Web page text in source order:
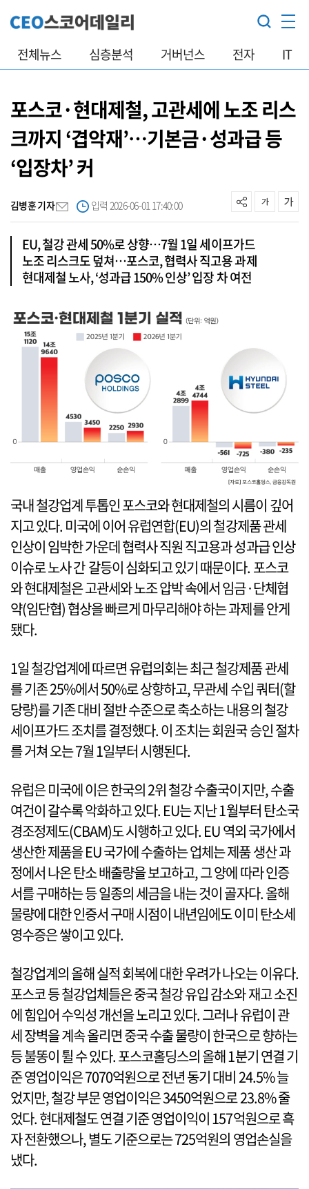
전체뉴스 심층분석 거버넌스 전자 IT
포스코·현대제철, 고관세에 노조 리스
크까지 ‘겹악재’…기본금·성과급 등
‘입장차’ 커
김병훈 기자 입력 2026-06-01 17:40:00
EU, 철강 관세 50%로 상향…7월 1일 세이프가드
노조 리스크도 덮쳐…포스코, 협력사 직고용 과제
현대제철 노사, ‘성과급 150% 인상’ 입장 차 여전
국내 철강업계 투톱인 포스코와 현대제철의 시름이 깊어
지고 있다. 미국에 이어 유럽연합(EU)의 철강제품 관세
인상이 임박한 가운데 협력사 직원 직고용과 성과급 인상
이슈로 노사 간 갈등이 심화되고 있기 때문이다. 포스코
와 현대제철은 고관세와 노조 압박 속에서 임금·단체협
약(임단협) 협상을 빠르게 마무리해야 하는 과제를 안게
됐다.
1일 철강업계에 따르면 유럽의회는 최근 철강제품 관세
를 기존 25%에서 50%로 상향하고, 무관세 수입 쿼터(할
당량)를 기존 대비 절반 수준으로 축소하는 내용의 철강
세이프가드 조치를 결정했다. 이 조치는 회원국 승인 절차
를 거쳐 오는 7월 1일부터 시행된다.
유럽은 미국에 이은 한국의 2위 철강 수출국이지만, 수출
여건이 갈수록 악화하고 있다. EU는 지난 1월부터 탄소국
경조정제도(CBAM)도 시행하고 있다. EU 역외 국가에서
생산한 제품을 EU 국가에 수출하는 업체는 제품 생산 과
정에서 나온 탄소 배출량을 보고하고, 그 양에 따라 인증
서를 구매하는 등 일종의 세금을 내는 것이 골자다. 올해
물량에 대한 인증서 구매 시점이 내년임에도 이미 탄소세
영수증은 쌓이고 있다.
철강업계의 올해 실적 회복에 대한 우려가 나오는 이유다.
포스코 등 철강업체들은 중국 철강 유입 감소와 재고 소진
에 힘입어 수익성 개선을 노리고 있다. 그러나 유럽이 관
세 장벽을 계속 올리면 중국 수출 물량이 한국으로 향하는
등 불똥이 튈 수 있다. 포스코홀딩스의 올해 1분기 연결 기
준 영업이익은 7070억원으로 전년 동기 대비 24.5% 늘
었지만, 철강 부문 영업이익은 3450억원으로 23.8% 줄
었다. 현대제철도 연결 기준 영업이익이 157억원으로 흑
자 전환했으나, 별도 기준으로는 725억원의 영업손실을
냈다.